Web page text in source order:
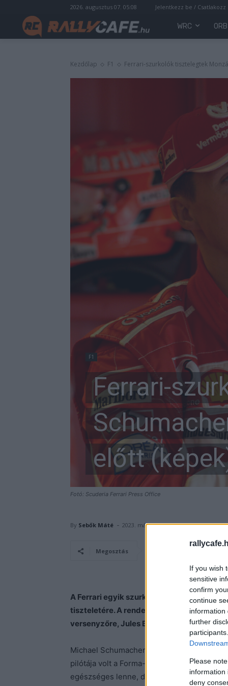
If you wish
sensitive
confirm
continue
information
further
Please
information
deny
2026. augusztus 07. 05:08 Jelentkezz be / Csatlakozz
WRC ORB
Kezdőlap F1 Ferrari-szurkolók tisztelegtek
Fotó: Scuderia Ferrari Press Office
F1
Ferrari-
előtt
By Sebők Máté - 2023. május 13.
Megosztás
A Ferrari egyik szurkolói klubja
tiszteletére. A rendezvényen az eddigi
versenyzőre, Jules Bianchira is
Michael Schumacher minden idők egyik
pilótája volt a Forma-1-nek. A hétszeres
egészséges lenne, de így, hogy közel tíz